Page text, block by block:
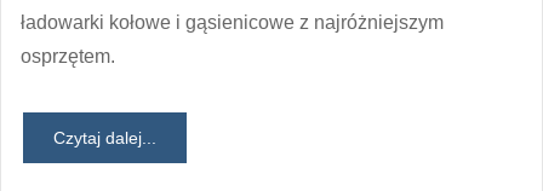
ładowarki kołowe i gąsienicowe z najróżniejszym
osprzętem.
Czytaj dalej...